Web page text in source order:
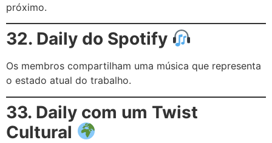
próximo.
32. Daily do Spotify
Os membros compartilham uma música que representa
o estado atual do trabalho.
33. Daily com um Twist
Cultural